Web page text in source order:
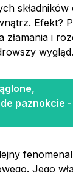
Efekt?
złamania i
wygląd.
paznokcie -
Jego